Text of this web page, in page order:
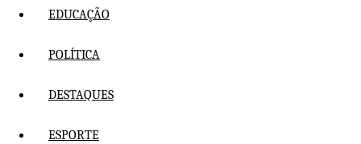
EDUCAÇÃO
POLÍTICA
DESTAQUES
ESPORTE